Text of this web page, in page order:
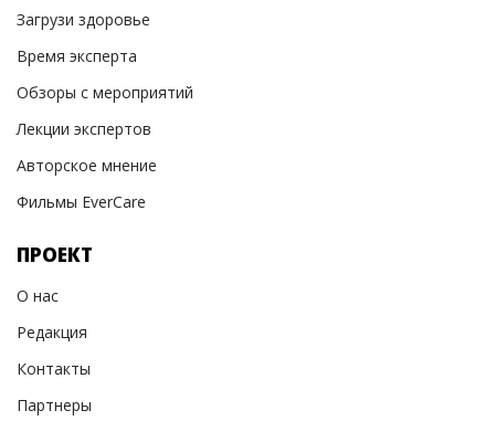
Загрузи здоровье
Время эксперта
Обзоры с мероприятий
Лекции экспертов
Авторское мнение
Фильмы EverCare
ПРОЕКТ
О нас
Редакция
Контакты
Партнеры